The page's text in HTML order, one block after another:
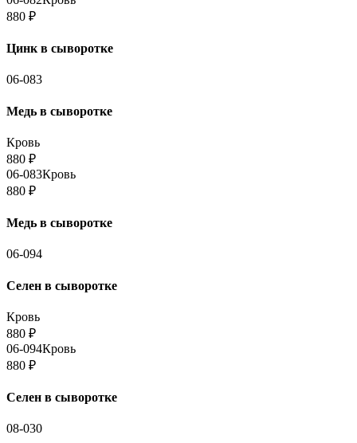
880 ₽
Цинк в сыворотке
06-083
Медь в сыворотке
Кровь
880 ₽
06-083Кровь
880 ₽
Медь в сыворотке
06-094
Селен в сыворотке
Кровь
880 ₽
06-094Кровь
880 ₽
Селен в сыворотке
08-030